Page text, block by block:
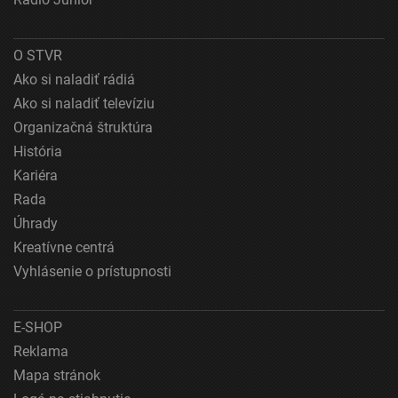
Špeciálne funkcie IAB:
Používanie presných údajov o geografickej
polohe
Identifikácia zariadení na základe aktívne
vyžiadaných informácií
Účely spracovania, ktoré nie sú v kompetencii IAB:
Nevyhnutné
Výkonostné
Funkčné
O STVR
Ako si naladiť rádiá
Ako si naladiť televíziu
Organizačná štruktúra
História
Kariéra
Rada
Úhrady
Kreatívne centrá
Vyhlásenie o prístupnosti
E-SHOP
Reklama
Mapa stránok